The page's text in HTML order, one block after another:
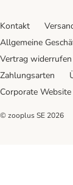
Kontakt
Allgemeine
Vertrag widerrufen
Zahlungsarten
Corporate Website
© zooplus SE 2026